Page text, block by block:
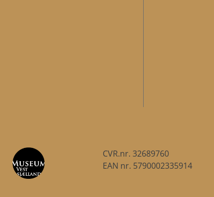
CVR.nr. 32689760
EAN nr. 5790002335914